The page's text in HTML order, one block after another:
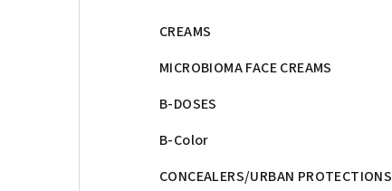
CREAMS
MICROBIOMA FACE CREAMS
B-DOSES
B-Color
CONCEALERS/URBAN PROTECTIONS